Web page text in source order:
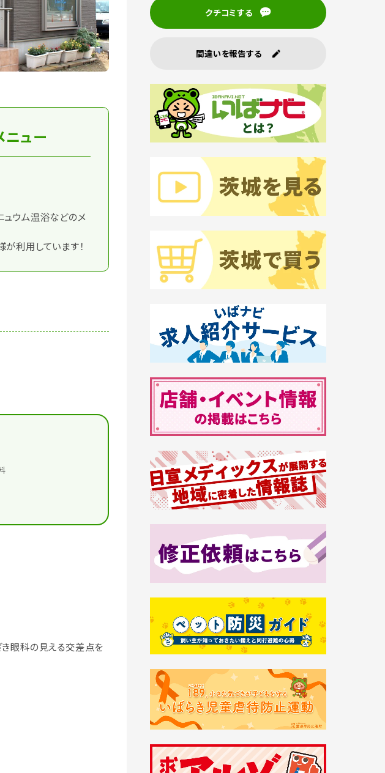
ニュー
ュウム温浴などのメ
利用しています！
眼科の見える交差点を
クチコミする
間違いを報告する